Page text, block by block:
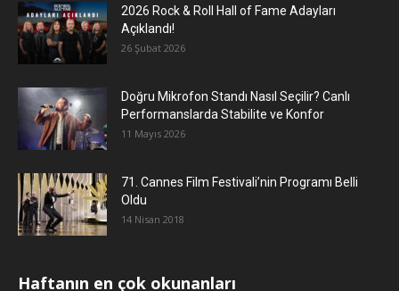
2026 Rock & Roll Hall of Fame Adayları
Açıklandı!
26 Şubat 2026
Doğru Mikrofon Standı Nasıl Seçilir? Canlı
Performanslarda Stabilite ve Konfor
11 Mayıs 2026
71. Cannes Film Festivali’nin Programı Belli
Oldu
14 Nisan 2018
Haftanın en çok okunanları